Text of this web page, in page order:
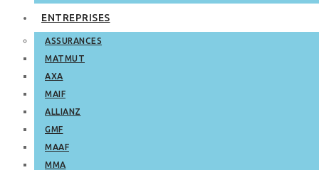
ENTREPRISES
ASSURANCES
MATMUT
AXA
MAIF
ALLIANZ
GMF
MAAF
MMA